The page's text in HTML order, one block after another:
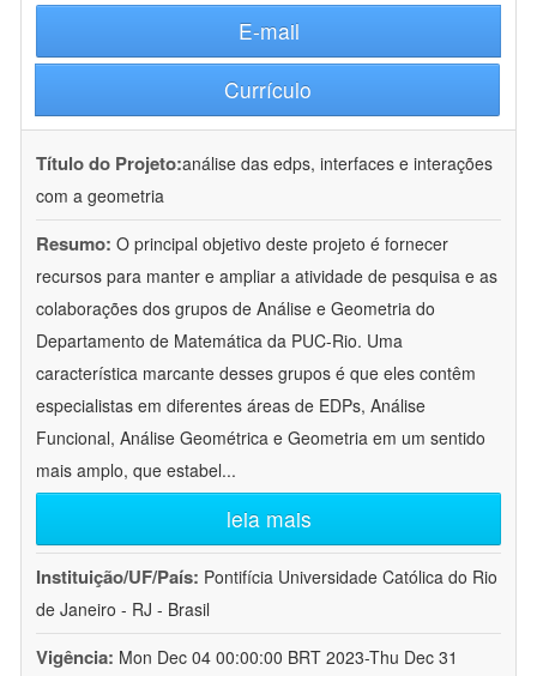
E-mail
Currículo
Título do Projeto:análise das edps, interfaces e interações
com a geometria
Resumo: O principal objetivo deste projeto é fornecer
recursos para manter e ampliar a atividade de pesquisa e as
colaborações dos grupos de Análise e Geometria do
Departamento de Matemática da PUC-Rio. Uma
característica marcante desses grupos é que eles contêm
especialistas em diferentes áreas de EDPs, Análise
Funcional, Análise Geométrica e Geometria em um sentido
mais amplo, que estabel...
leia mais
Instituição/UF/País: Pontifícia Universidade Católica do Rio
de Janeiro - RJ - Brasil
Vigência: Mon Dec 04 00:00:00 BRT 2023-Thu Dec 31